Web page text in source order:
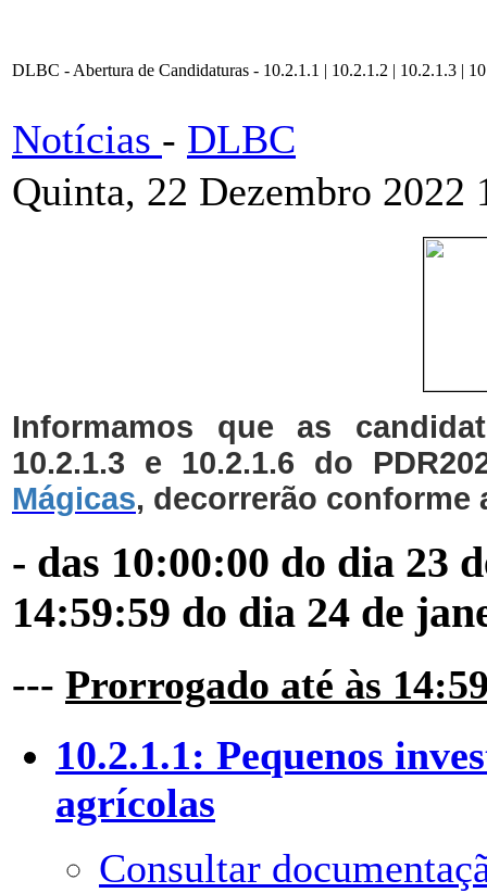
DLBC - Abertura de Candidaturas - 10.2.1.1 | 10.2.1.2 | 10.2.1.3 |
Notícias - DLBC
Quinta, 22 Dezembro 2022
Informamos que as
10.2.1.3 e 10.2.1.6 do
Mágicas, decorrerão
- das 10:00:00 do dia 23
14:59:59 do dia 24 de
--- Prorrogado até às
10.2.1.1: Pequenos
agrícolas
Consultar